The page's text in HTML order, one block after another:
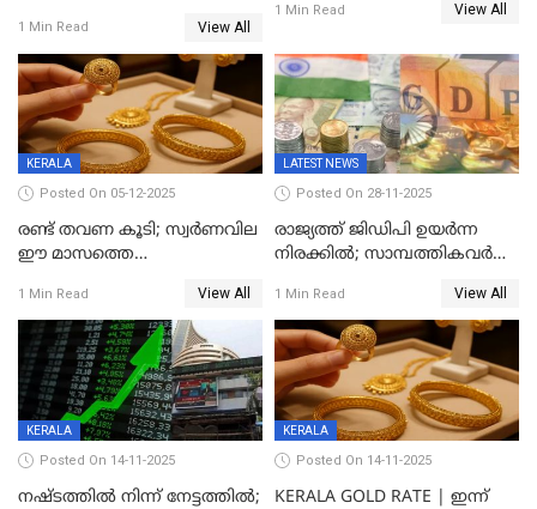
സർവകാല റെക്കോഡ്
1 Min Read View All
സ്വർണം; സർവ്വകാല
1 Min Read View All
KERALA
Posted On 05-12-2025
രണ്ട് തവണ കൂടി; സ്വർണവില
ഈ മാസത്തെ
1 Min Read View All
LATEST NEWS
Posted On 28-11-2025
രാജ്യത്ത് ജിഡിപി ഉയര്‍ന്ന
നിരക്കില്‍; സാമ്പത്തികവർഷം
ശതമാനമായി; പ്രചോദനം
നൽകുന്നുവെന്ന് മോദി
1 Min Read View All
KERALA
Posted On 14-11-2025
നഷ്ടത്തിൽ നിന്ന് നേട്ടത്തിൽ;
KERALA
Posted On 14-11-2025
KERALA GOLD RATE | ഇന്ന്